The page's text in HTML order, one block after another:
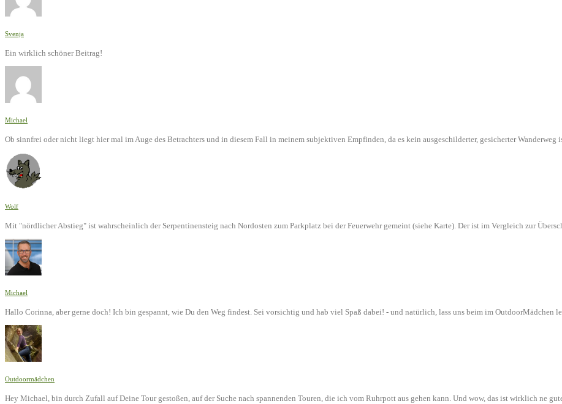
Svenja
Ein wirklich schöner Beitrag!
Michael
Ob sinnfrei oder nicht liegt hier mal im Auge des Betrachters und in diesem Fall in meinem subjektiven Empfinden, da es kein ausgeschilderter, gesicherter
Wolf
Mit "nördlicher Abstieg" ist wahrscheinlich der Serpentinensteig nach Nordosten zum Parkplatz bei der Feuerwehr gemeint (siehe Karte). Der ist im Vergleich zur
Michael
Hallo Corinna, aber gerne doch! Ich bin gespannt, wie Du den Weg findest. Sei vorsichtig und hab viel Spaß dabei! - und natürlich, lass uns beim im OutdoorMädchen
Outdoormädchen
Hey Michael, bin durch Zufall auf Deine Tour gestoßen, auf der Suche nach spannenden Touren, die ich vom Ruhrpott aus gehen kann. Und wow, das ist wirklich ne